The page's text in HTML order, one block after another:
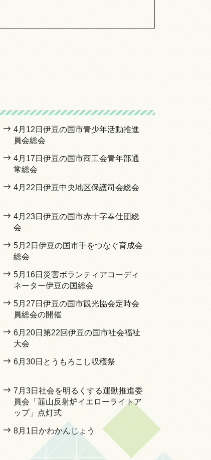
4月12日伊豆の国市青少年活動推進
員会総会
4月17日伊豆の国市商工会青年部通
常総会
4月22日伊豆中央地区保護司会総会
4月23日伊豆の国市赤十字奉仕団総
会
5月2日伊豆の国市手をつなぐ育成会
総会
5月16日災害ボランティアコーディ
ネーター伊豆の国総会
5月27日伊豆の国市観光協会定時会
員総会の開催
6月20日第22回伊豆の国市社会福祉
大会
6月30日とうもろこし収穫祭
7月3日社会を明るくする運動推進委
員会「韮山反射炉イエローライトア
ップ」点灯式
8月1日かわかんじょう